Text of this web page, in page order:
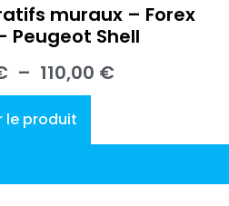
muraux – Forex
Peugeot Shell
– 110,00 €
le produit